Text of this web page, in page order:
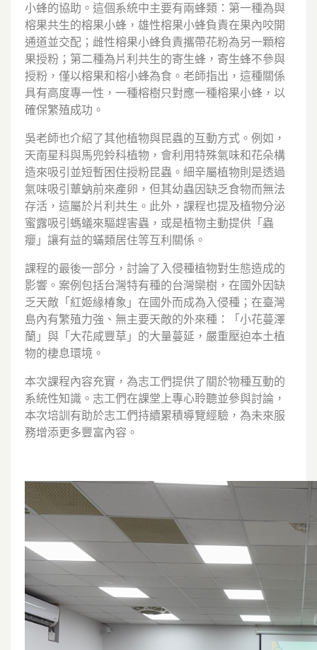
小蜂的協助。這個系統中主要有兩蜂類：第一種為與
榕果共生的榕果小蜂，雄性榕果小蜂負責在果內咬開
通道並交配；雌性榕果小蜂負責攜帶花粉為另一顆榕
果授粉；第二種為片利共生的寄生蜂，寄生蜂不參與
授粉，僅以榕果和榕小蜂為食。老師指出，這種關係
具有高度專一性，一種榕樹只對應一種榕果小蜂，以
確保繁殖成功。
吳老師也介紹了其他植物與昆蟲的互動方式。例如，
天南星科與馬兜鈴科植物，會利用特殊氣味和花朵構
造來吸引並短暫困住授粉昆蟲。細辛屬植物則是透過
氣味吸引蕈蚋前來產卵，但其幼蟲因缺乏食物而無法
存活，這屬於片利共生。此外，課程也提及植物分泌
蜜露吸引螞蟻來驅趕害蟲，或是植物主動提供「蟲
癭」讓有益的蟎類居住等互利關係。
課程的最後一部分，討論了入侵種植物對生態造成的
影響。案例包括台灣特有種的台灣欒樹，在國外因缺
乏天敵「紅姬緣椿象」在國外而成為入侵種；在臺灣
島內有繁殖力強、無主要天敵的外來種：「小花蔓澤
蘭」與「大花咸豐草」的大量蔓延，嚴重壓迫本土植
物的棲息環境。
本次課程內容充實，為志工們提供了關於物種互動的
系統性知識。志工們在課堂上專心聆聽並參與討論，
本次培訓有助於志工們持續累積導覽經驗，為未來服
務增添更多豐富內容。